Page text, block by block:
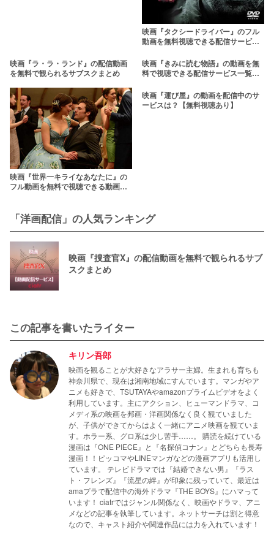
映画『タクシードライバー』のフル
動画を無料視聴できる配信サービス
ヴィスに扮する
映画『ラ・ラ・ランド』の配信動画
を無料で観られるサブスクまとめ
映画『きみに読む物語』の動画を無
料で視聴できる配信サービス一覧
映画『世界一キライなあなたに』の
フル動画を無料で視聴できる動画配
映画『運び屋』の動画を配信中のサ
ービスは？【無料視聴あり】
「洋画配信」の人気ランキング
映画『捜査官X』の配信動画を無料で観られるサブ
スクまとめ
この記事を書いたライター
キリン吾郎
映画を観ることが大好きなアラサー主婦。生まれも育ちも
神奈川県で、現在は湘南地域にすんでいます。マンガやア
ニメも好きで、TSUTAYAやamazonプライムビデオをよく
利用しています。主にアクション、ヒューマンドラマ、コ
メディ系の映画を邦画・洋画関係なく良く観ていました
が、子供ができてからはよく一緒にアニメ映画を観ていま
す。ホラー系、グロ系は少し苦手……。 購読を続けている
漫画は『ONE PIECE』と『名探偵コナン』とどちらも長寿
漫画！！ピッコマやLINEマンガなどの漫画アプリも活用し
ています。 テレビドラマでは『結婚できない男』『ラス
ト・フレンズ』『流星の絆』が印象に残っていて、最近は
amaプラで配信中の海外ドラマ『THE BOYS』にハマって
います！ ciatrではジャンル関係なく、映画やドラマ、アニ
メなどの記事を執筆しています。ネットサーチは割と得意
なので、キャスト紹介や関連作品には力を入れています！